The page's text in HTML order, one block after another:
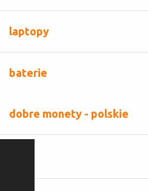
laptopy
baterie
dobre monety - polskie